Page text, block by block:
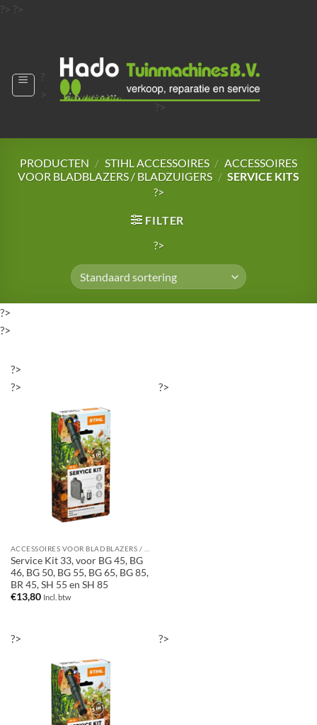
?> ?>
?>
?
PRODUCTEN / STIHL ACCESSOIRES / ACCESSOIRES
VOOR BLADBLAZERS / BLADZUIGERS / SERVICE KITS
?>
FILTER
?>
?>
?>
?>
?>
Service Kit 33, voor BG 45, BG
46, BG 50, BG 55, BG 65, BG 85,
BR 45, SH 55 en SH 85
€13,80 Incl. btw
?>
?> ?>